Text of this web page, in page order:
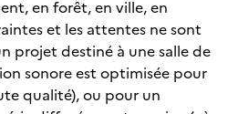
en forêt, en ville, en
et les attentes ne sont
projet destiné à une salle de
sonore est optimisée pour
qualité), ou pour un